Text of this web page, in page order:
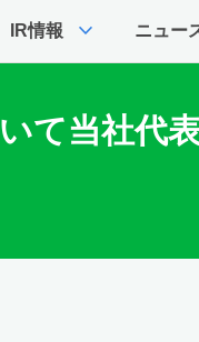
IR情報 expand_more ニュー
て当社代